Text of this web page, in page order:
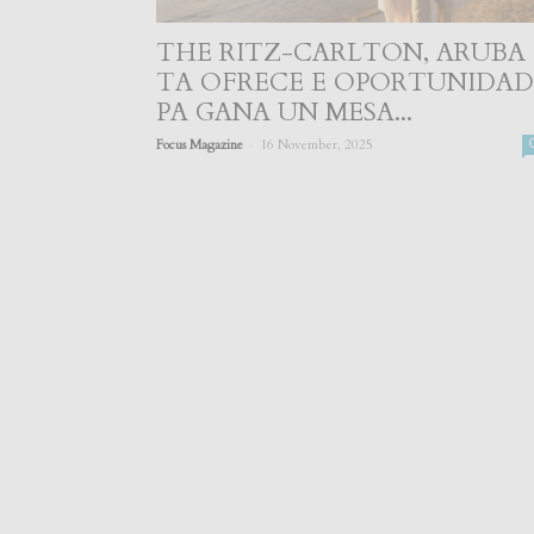
THE RITZ-CARLTON, ARUBA
TA OFRECE E OPORTUNIDAD
PA GANA UN MESA...
Focus Magazine 16 November, 2025 0